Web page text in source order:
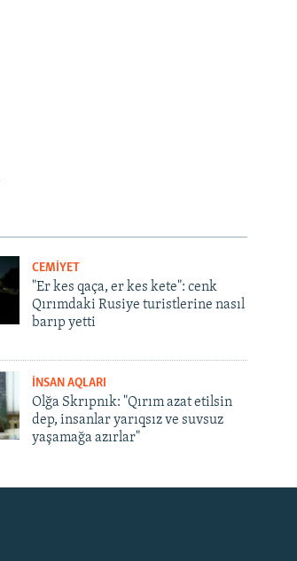
CEMİYET
"Er kes qaça, er kes kete": cenk
Qırımdaki Rusiye turistlerine nasıl
barıp yetti
İNSAN AQLARI
Olğa Skrıpnık: "Qırım azat etilsin
dep, insanlar yarıqsız ve suvsuz
yaşamağa azırlar"